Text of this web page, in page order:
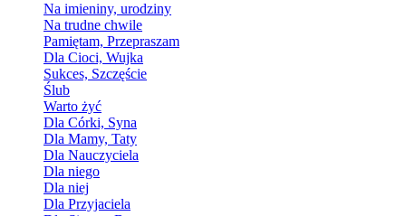
Na imieniny, urodziny
Na trudne chwile
Pamiętam, Przepraszam
Dla Cioci, Wujka
Sukces, Szczęście
Ślub
Warto żyć
Dla Córki, Syna
Dla Mamy, Taty
Dla Nauczyciela
Dla niego
Dla niej
Dla Przyjaciela